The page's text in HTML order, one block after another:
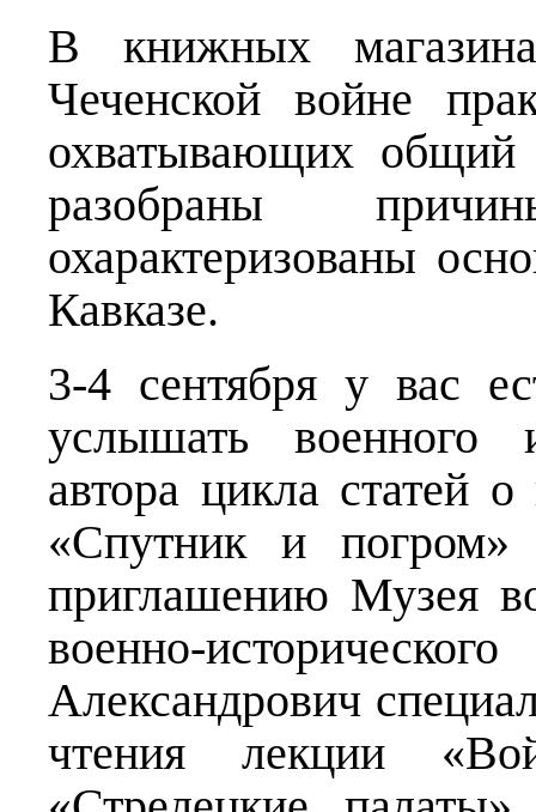
В книжных
Чеченской войне
охватывающих общий
разобраны
охарактеризованы
Кавказе.
3-4 сентября у вас
услышать военного
автора цикла статей
«Спутник и
приглашению Музея
военно-
Александрович
чтения лекции